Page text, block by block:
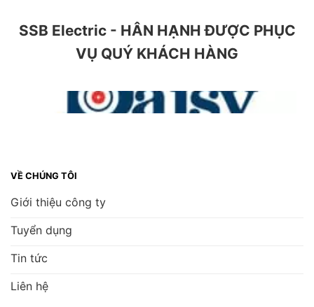
SSB Electric - HÂN HẠNH ĐƯỢC PHỤC
VỤ QUÝ KHÁCH HÀNG
VỀ CHÚNG TÔI
Giới thiệu công ty
Tuyển dụng
Tin tức
Liên hệ